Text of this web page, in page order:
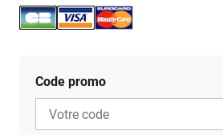
Code promo